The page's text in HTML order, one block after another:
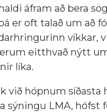
áfram að bera
er oft talað um að
víkkar,
eitthvað nýtt
líka.
við hópnum síðasta
sýningu LMA, hófst